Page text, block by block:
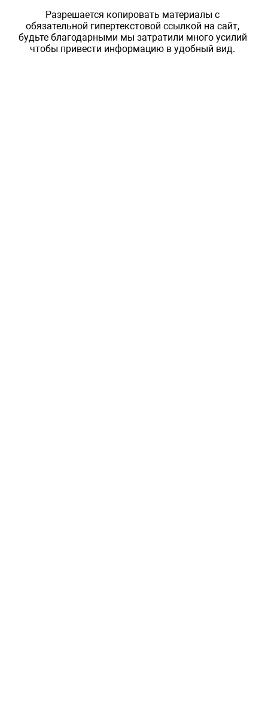
Разрешается копировать материалы с
обязательной гипертекстовой ссылкой на сайт,
будьте благодарными мы затратили много усилий
чтобы привести информацию в удобный вид.